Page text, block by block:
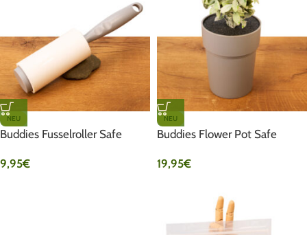
NEU
Buddies Fusselroller Safe
9,95€
NEU
Buddies Flower Pot Safe
19,95€